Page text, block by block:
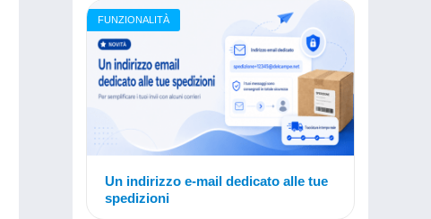
FUNZIONALITÀ
Un indirizzo e-mail dedicato alle tue
spedizioni